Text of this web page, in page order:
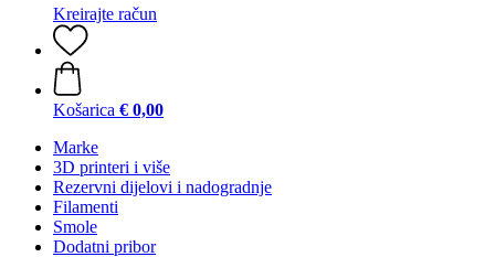
Kreirajte račun
Košarica € 0,00
Marke
3D printeri i više
Rezervni dijelovi i nadogradnje
Filamenti
Smole
Dodatni pribor